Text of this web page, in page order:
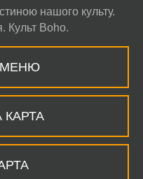
нашого культу.
Культ Boho.
КАРТА